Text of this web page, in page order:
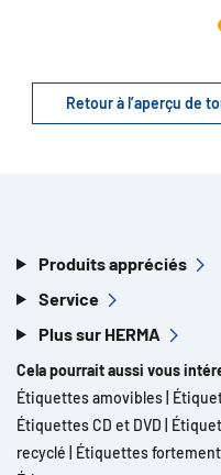
Retour à l’aperçu de
Produits appréciés
Service
Plus sur HERMA
Cela pourrait aussi vous
Étiquettes amovibles
Étiquettes CD et DVD
recyclé
Étiquettes